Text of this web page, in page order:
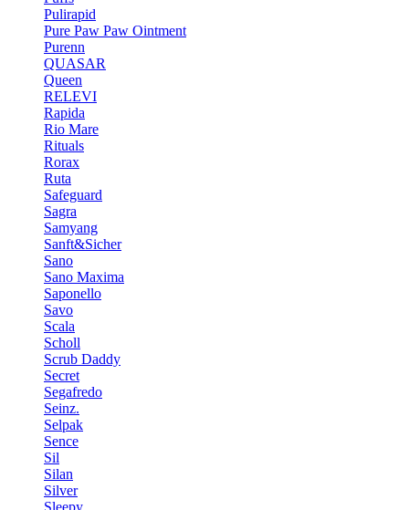
Pulirapid
Pure Paw Paw Ointment
Purenn
QUASAR
Queen
RELEVI
Rapida
Rio Mare
Rituals
Rorax
Ruta
Safeguard
Sagra
Samyang
Sanft&Sicher
Sano
Sano Maxima
Saponello
Savo
Scala
Scholl
Scrub Daddy
Secret
Segafredo
Seinz.
Selpak
Sence
Sil
Silan
Silver
Sleepy